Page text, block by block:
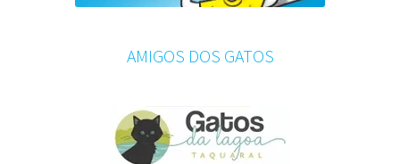
AMIGOS DOS GATOS